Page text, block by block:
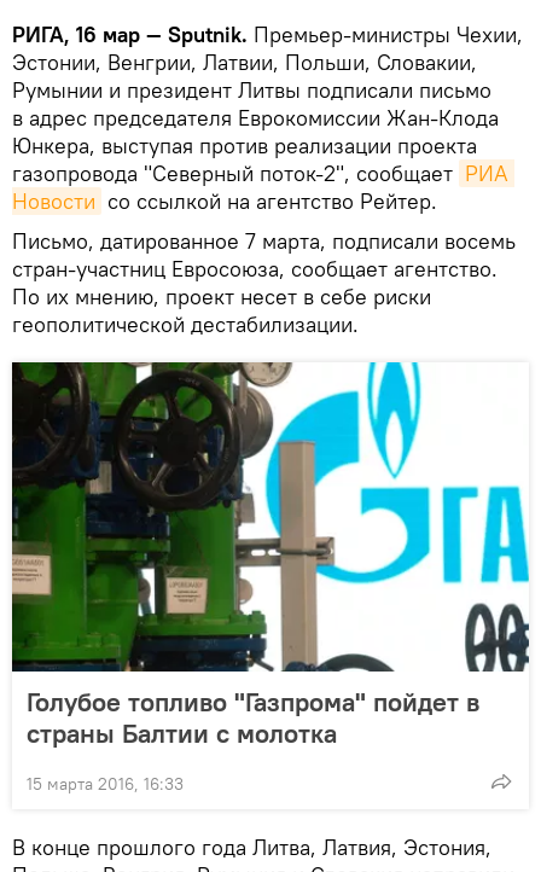
РИГА, 16 мар — Sputnik. Премьер-министры Чехии,
Эстонии, Венгрии, Латвии, Польши, Словакии,
Румынии и президент Литвы подписали письмо
в адрес председателя Еврокомиссии Жан-Клода
Юнкера, выступая против реализации проекта
газопровода "Северный поток-2", сообщает РИА
Новости со ссылкой на агентство Рейтер.
Письмо, датированное 7 марта, подписали восемь
стран-участниц Евросоюза, сообщает агентство.
По их мнению, проект несет в себе риски
геополитической дестабилизации.
Голубое топливо "Газпрома" пойдет в
страны Балтии с молотка
15 марта 2016, 16:33
В конце прошлого года Литва, Латвия, Эстония,